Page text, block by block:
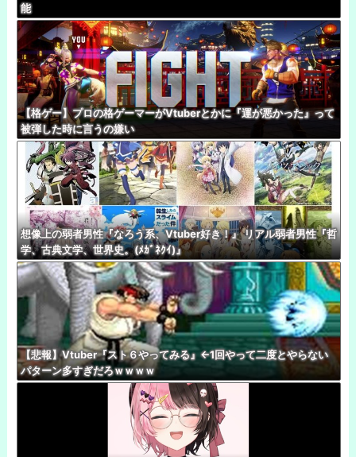
能
【格ゲー】プロの格ゲーマーがVtuberとかに『運が悪かった』って
被弾した時に言うの嫌い
想像上の弱者男性『なろう系、Vtuber好き！』 リアル弱者男性『哲
学、古典文学、世界史。(ﾒｶﾞﾈｸｲ)』
【悲報】Vtuber『スト６やってみる』←1回やって二度とやらない
パターン多すぎだろｗｗｗｗ